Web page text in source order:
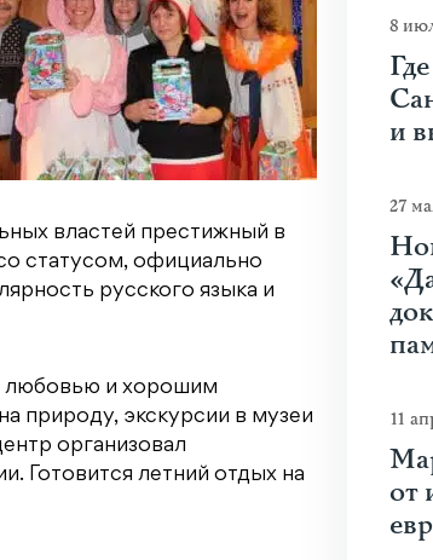
властей престижный в
статусом, официально
русского языка и
любовью и хорошим
природу, экскурсии в музеи
организовал
Готовится летний отдых на
8
и
27
11
от